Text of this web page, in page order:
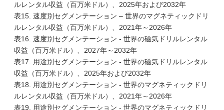
ルレンタル収益（百万米ドル）、2025年および2032年
表15. 速度別セグメンテーション – 世界のマグネティックドリ
ルレンタル収益（百万米ドル）、2021年～2026年
表16. 速度別セグメンテーション - 世界の磁気ドリルレンタル
収益（百万米ドル）、2027年～2032年
表17. 用途別セグメンテーション - 世界の磁気ドリルレンタル
収益（百万米ドル）、2025年および2032年
表18. 用途別セグメンテーション - 世界のマグネティックドリ
ルレンタル収益（百万米ドル）、2021年～2026年
表19. 用途別セグメンテーション - 世界のマグネティックドリ